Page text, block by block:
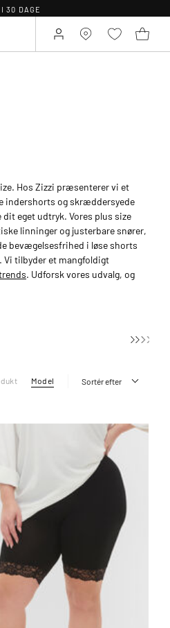
30 DAGE
Hos Zizzi præsenterer vi et
indershorts og skræddersyede
eget udtryk. Vores plus size
linninger og justerbare snører,
bevægelsesfrihed i løse shorts
tilbyder et mangfoldigt
. Udforsk vores udvalg, og
Model Sortér efter